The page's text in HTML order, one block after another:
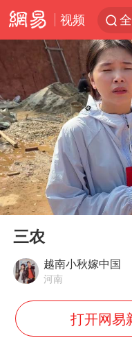
视频
Play
00:00
三农
越南小秋嫁中国
河南
打开网易